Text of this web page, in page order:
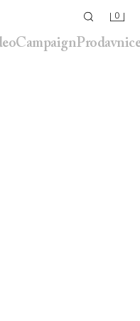
0
campaign prodavnice